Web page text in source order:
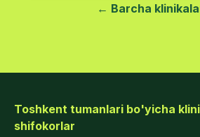
← Barcha
Toshkent tumanlari bo'yicha
shifokorlar